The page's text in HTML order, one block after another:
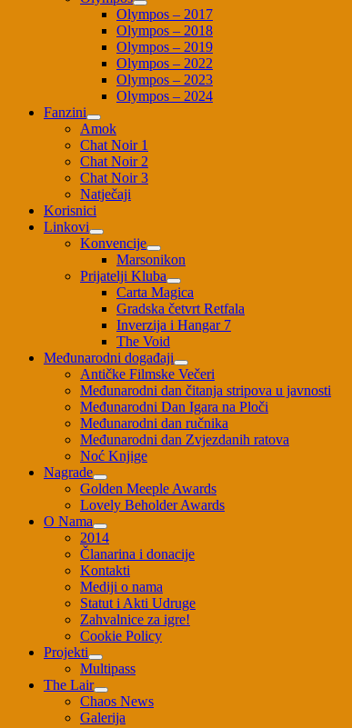
Olympos – 2017
Olympos – 2018
Olympos – 2019
Olympos – 2022
Olympos – 2023
Olympos – 2024
Fanzini
Amok
Chat Noir 1
Chat Noir 2
Chat Noir 3
Natječaji
Korisnici
Linkovi
Konvencije
Marsonikon
Prijatelji Kluba
Carta Magica
Gradska četvrt Retfala
Inverzija i Hangar 7
The Void
Međunarodni događaji
Antičke Filmske Večeri
Međunarodni dan čitanja stripova u javnosti
Međunarodni Dan Igara na Ploči
Međunarodni dan ručnika
Međunarodni dan Zvjezdanih ratova
Noć Knjige
Nagrade
Golden Meeple Awards
Lovely Beholder Awards
O Nama
2014
Članarina i donacije
Kontakti
Mediji o nama
Statut i Akti Udruge
Zahvalnice za igre!
Cookie Policy
Projekti
Multipass
The Lair
Chaos News
Galerija